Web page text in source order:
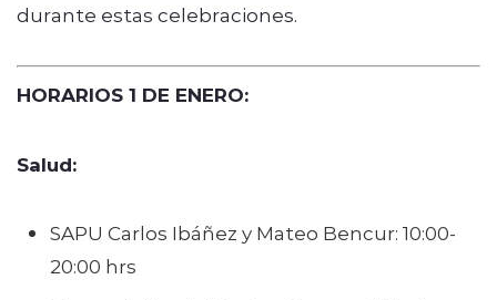
durante estas celebraciones.
HORARIOS 1 DE ENERO:
Salud:
SAPU Carlos Ibáñez y Mateo Bencur: 10:00-
20:00 hrs